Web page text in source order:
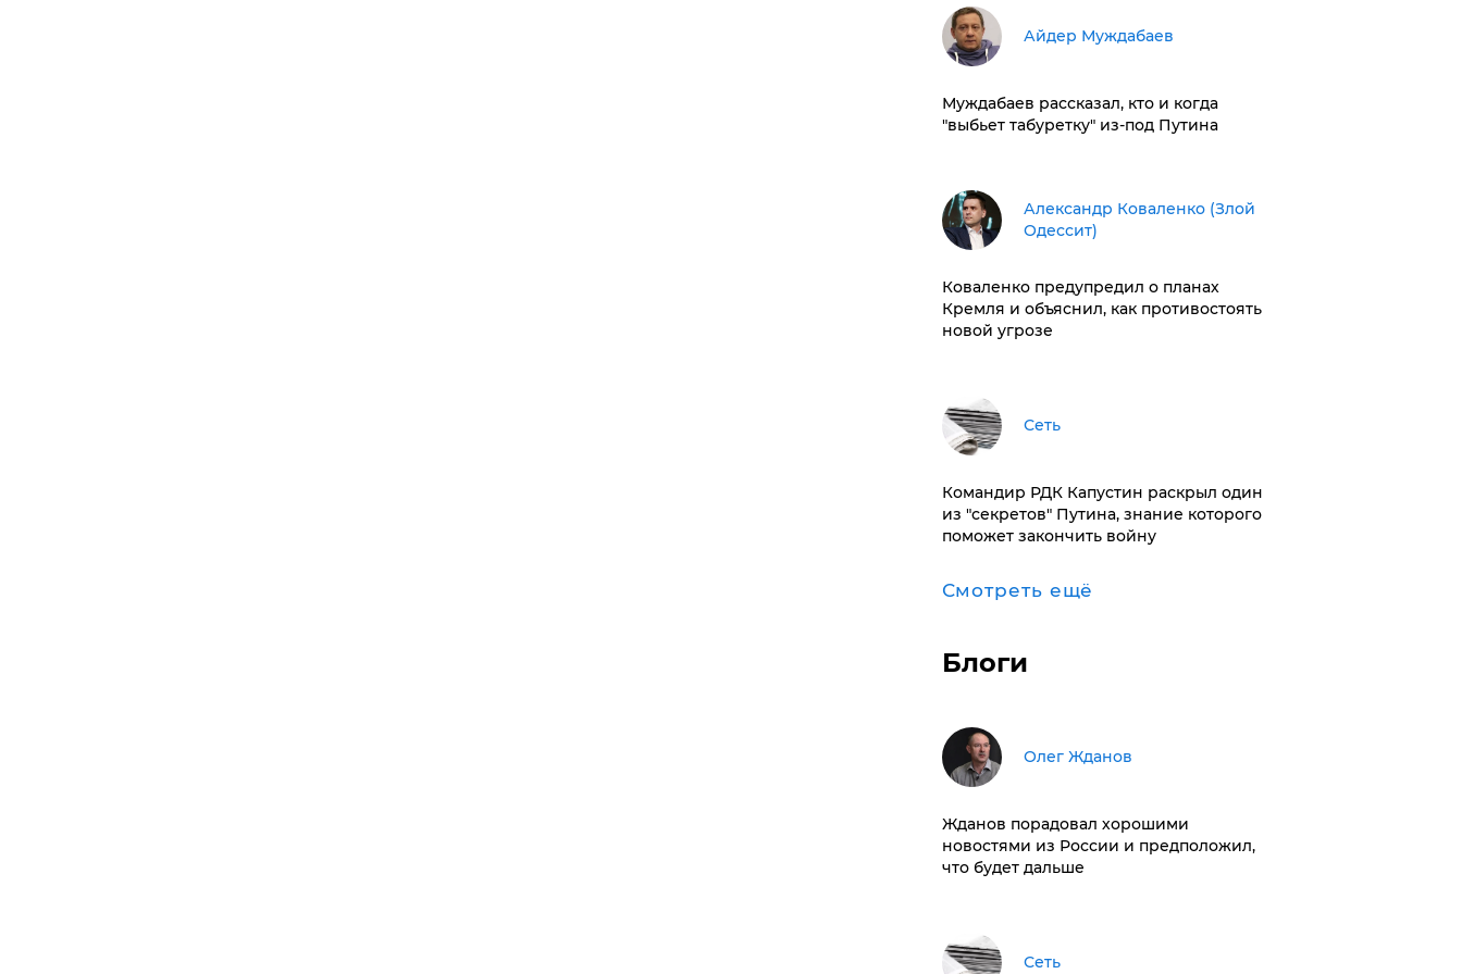
Айдер Муждабаев
Муждабаев рассказал, кто и когда
"выбьет табуретку" из-под Путина
Александр Коваленко (Злой
Одессит)
Коваленко предупредил о планах
Кремля и объяснил, как противостоять
новой угрозе
Сеть
Командир РДК Капустин раскрыл один
из "секретов" Путина, знание которого
поможет закончить войну
Смотреть ещё
Блоги
Олег Жданов
Жданов порадовал хорошими
новостями из России и предположил,
что будет дальше
Сеть